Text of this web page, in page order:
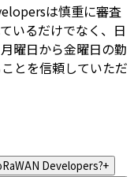
は慎重に審査
いるだけでなく、日
曜日から金曜日の勤
とを信頼していただ
Developers?+